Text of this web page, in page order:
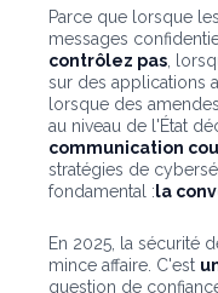
Parce que lorsque
messages
contrôlez pas ,
sur des applications
lorsque des
au niveau de l'État
communication
stratégies de
fondamental : la
En 2025, la sécurité
mince affaire. C'est
question de